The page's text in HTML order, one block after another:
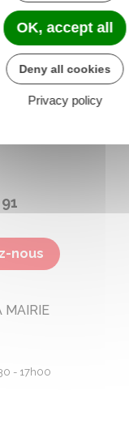
nous
MAIRIE
- 17h00
OK, accept all
Deny all cookies
Privacy policy